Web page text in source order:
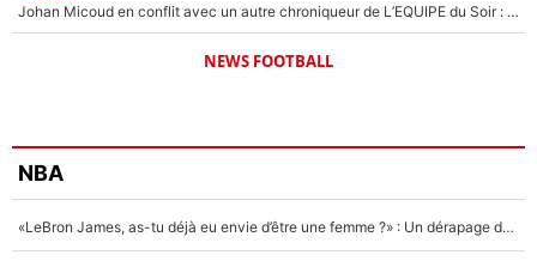
Johan Micoud en conflit avec un autre chroniqueur de L’EQUIPE du Soir : «Pendant un moment, je ne les ai pas remis ensemble dans l'émission»
NEWS FOOTBALL
NBA
«LeBron James, as-tu déjà eu envie d’être une femme ?» : Un dérapage de Donald Trump sur la superstar de la NBA refait surface